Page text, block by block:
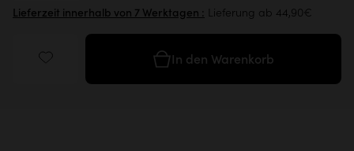
In den Warenkorb
Lieferzeit innerhalb von 7 Werktagen : Lieferung ab 44,90€